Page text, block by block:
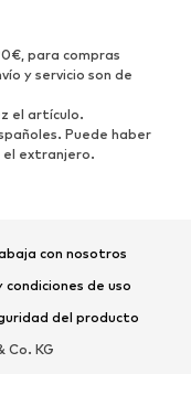
de casa
para compras
y servicio son de
el artículo.
Puede haber
el extranjero.
con nosotros
condiciones de uso
del producto
Co. KG